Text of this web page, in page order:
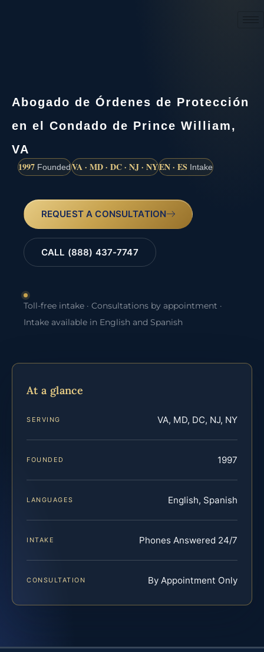
Abogado de Órdenes de Protección
en el Condado de Prince William,
VA
1997 FoundedVA · MD · DC · NJ · NYEN · ES Intake
REQUEST A CONSULTATION
CALL (888) 437-7747
Toll-free intake · Consultations by appointment ·
Intake available in English and Spanish
At a glance
SERVING VA, MD, DC, NJ, NY
FOUNDED 1997
LANGUAGES English, Spanish
INTAKE Phones Answered 24/7
CONSULTATION By Appointment Only